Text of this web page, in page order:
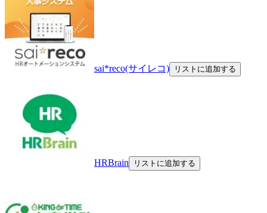
sai*reco(サイレコ) リストに追加する
HRBrain リストに追加する